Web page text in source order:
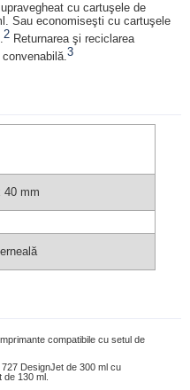
cu cartuşele de
Sau economiseşti cu cartuşele
2Returnarea şi reciclarea
3
40 mm
compatibile cu setul de
DesignJet de 300 ml cu
130 ml.